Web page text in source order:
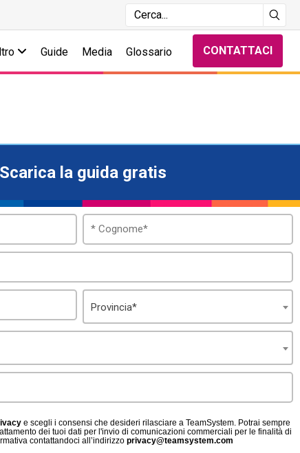
Guide Media Glossario CONTATTACI
Scarica la guida gratis
Provincia*
e scegli i consensi che desideri rilasciare a TeamSystem. Potrai sempre
dei tuoi dati per l'invio di comunicazioni commerciali per le finalità di
contattandoci all’indirizzo privacy@teamsystem.com